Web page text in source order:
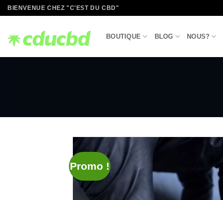
Passer
au
contenu
BIENVENUE CHEZ "C'EST DU CBD"
BOUTIQUE BLOG NOUS?
Promo !